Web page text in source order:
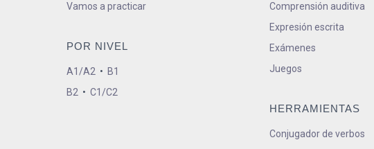
Vamos a practicar
POR NIVEL
A1/A2 • B1
B2 • C1/C2
Comprensión auditiva
Expresión escrita
Exámenes
Juegos
HERRAMIENTAS
Conjugador de verbos